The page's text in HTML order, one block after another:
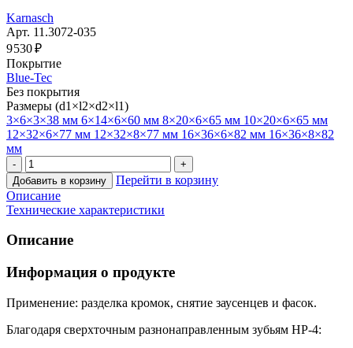
Karnasch
Арт. 11.3072-035
9 530 ₽
Покрытие
Blue-Tec
Без покрытия
Размеры (d1×l2×d2×l1)
3×6×3×38 мм 6×14×6×60 мм 8×20×6×65 мм 10×20×6×65 мм
12×32×6×77 мм 12×32×8×77 мм 16×36×6×82 мм 16×36×8×82
мм
Добавить в корзину
Перейти в корзину
Описание
Технические характеристики
Описание
Информация о продукте
Применение: разделка кромок, снятие заусенцев и фасок.
Благодаря сверхточным разнонаправленным зубьям HP-4: